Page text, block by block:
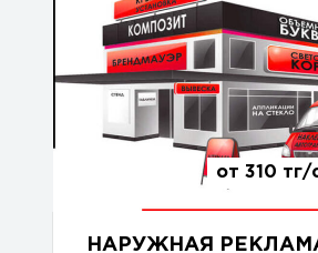
от 310 тг/
НАРУЖНАЯ